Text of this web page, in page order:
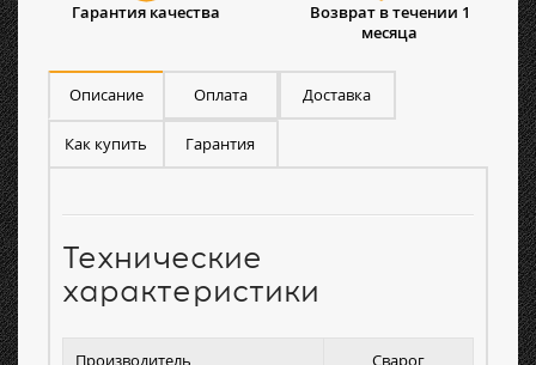
Гарантия качества
Возврат в течении 1
месяца
Описание Оплата Доставка
Как купить Гарантия
Технические
характеристики